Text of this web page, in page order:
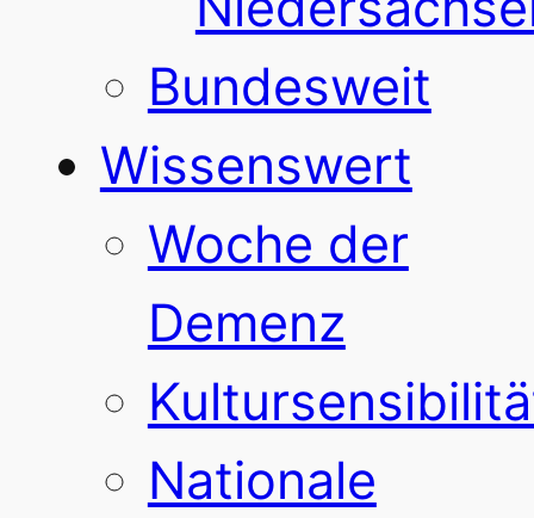
Bundesweit
Wissenswert
Woche der
Demenz
Nationale